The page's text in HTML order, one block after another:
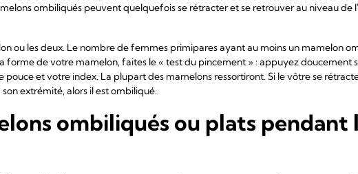
ombiliqués peuvent quelquefois se rétracter et se retrouver au niveau de
ou les deux. Le nombre de femmes primipares ayant au moins un mamelon
forme de votre mamelon, faites le « test du pincement » : appuyez doucement
pouce et votre index. La plupart des mamelons ressortiront. Si le vôtre se
extrémité, alors il est ombiliqué.
ombiliqués ou plats pendant